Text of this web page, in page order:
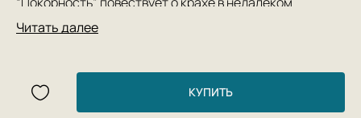
будущем современной политической системы
Франции. Сам Уэльбек определил жанр своего романа
разворачивается в 2022 году. К власти
демократическим путем приходит президент-
мусульманин, страна начинает на глазах меняться.
Читать далее
КУПИТЬ